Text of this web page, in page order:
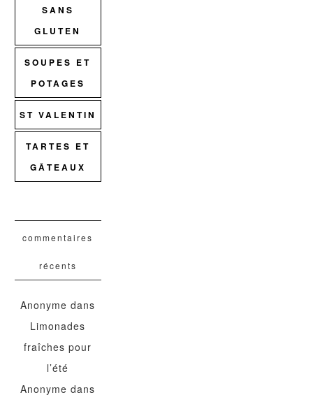
SANS
GLUTEN
SOUPES ET
POTAGES
ST VALENTIN
TARTES ET
GÂTEAUX
commentaires
récents
Anonyme dans
Limonades
fraîches pour
l’été
Anonyme dans